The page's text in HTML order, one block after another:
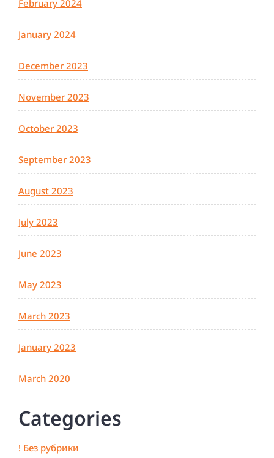
February 2024
January 2024
December 2023
November 2023
October 2023
September 2023
August 2023
July 2023
June 2023
May 2023
March 2023
January 2023
March 2020
Categories
! Без рубрики